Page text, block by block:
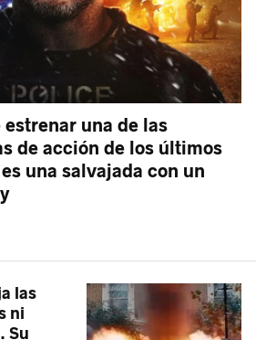
una de las
de acción de los últimos
una salvajada con un
las
ni
Su